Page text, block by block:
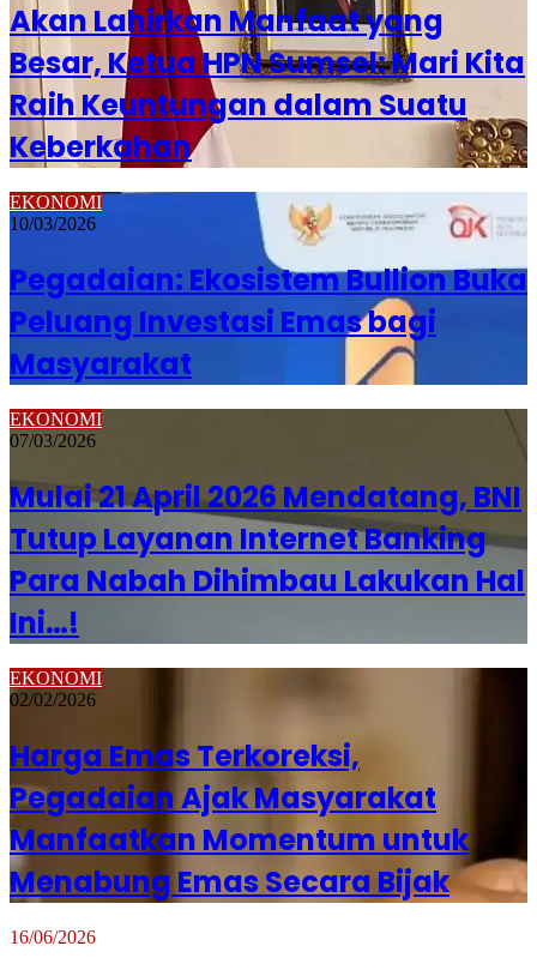
Akan Lahirkan Manfaat yang
Besar, Ketua HPN Sumsel: Mari Kita
Raih Keuntungan dalam Suatu
Keberkahan
EKONOMI
10/03/2026
Pegadaian: Ekosistem Bullion Buka
Peluang Investasi Emas bagi
Masyarakat
EKONOMI
07/03/2026
Mulai 21 April 2026 Mendatang, BNI
Tutup Layanan Internet Banking
Para Nabah Dihimbau Lakukan Hal
Ini…!
EKONOMI
02/02/2026
Harga Emas Terkoreksi,
Pegadaian Ajak Masyarakat
Manfaatkan Momentum untuk
Menabung Emas Secara Bijak
16/06/2026